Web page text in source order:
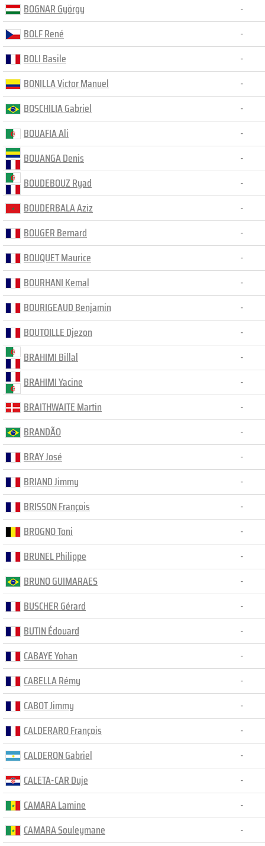
BOGNAR György
-
BOLF René
-
BOLI Basile
-
BONILLA Victor Manuel
-
BOSCHILIA Gabriel
-
BOUAFIA Ali
-
BOUANGA Denis
-
BOUDEBOUZ Ryad
-
BOUDERBALA Aziz
-
BOUGER Bernard
-
BOUQUET Maurice
-
BOURHANI Kemal
-
BOURIGEAUD Benjamin
-
BOUTOILLE Djezon
-
BRAHIMI Billal
-
BRAHIMI Yacine
-
BRAITHWAITE Martin
-
BRANDÃO
-
BRAY José
-
BRIAND Jimmy
-
BRISSON François
-
BROGNO Toni
-
BRUNEL Philippe
-
BRUNO GUIMARAES
-
BUSCHER Gérard
-
BUTIN Édouard
-
CABAYE Yohan
-
CABELLA Rémy
-
CABOT Jimmy
-
CALDERARO François
-
CALDERON Gabriel
-
CALETA-CAR Duje
-
CAMARA Lamine
-
CAMARA Souleymane
-